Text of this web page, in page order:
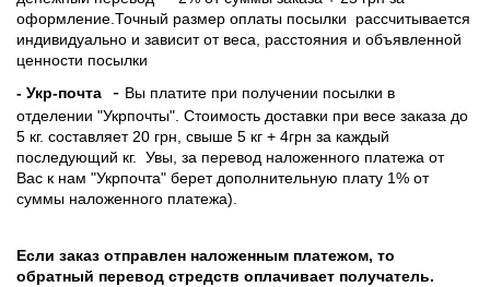
оформление.Точный размер оплаты посылки рассчитывается
индивидуально и зависит от веса, расстояния и объявленной
ценности посылки
- Укр-почта
- Вы платите при получении посылки в
отделении "Укрпочты". Стоимость доставки при весе заказа до
5 кг. составляет 20 грн, свыше 5 кг + 4грн за каждый
последующий кг. Увы, за перевод наложенного платежа от
Вас к нам "Укрпочта" берет дополнительную плату 1% от
суммы наложенного платежа).
Если заказ отправлен наложенным платежом, то
обратный перевод стредств оплачивает получатель.